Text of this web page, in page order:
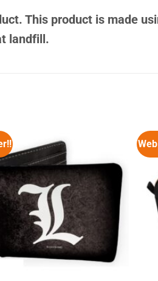
This product is made
landfill.